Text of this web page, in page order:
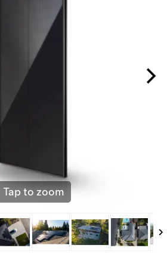
Tap to zoom